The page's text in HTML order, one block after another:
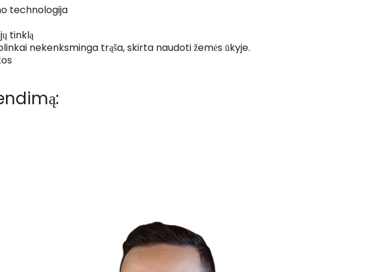
technologija
tinklą
nekenksminga trąša, skirta naudoti žemės ūkyje.